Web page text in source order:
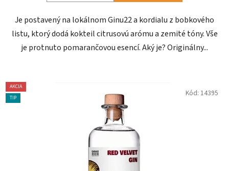
Je postavený na lokálnom Ginu22 a kordialu z bobkového
listu, ktorý dodá kokteil citrusovú arómu a zemité tóny. Vše
je protnuto pomarančovou esencí. Aký je? Originálny...
AKCIA
TIP
Kód: 14395